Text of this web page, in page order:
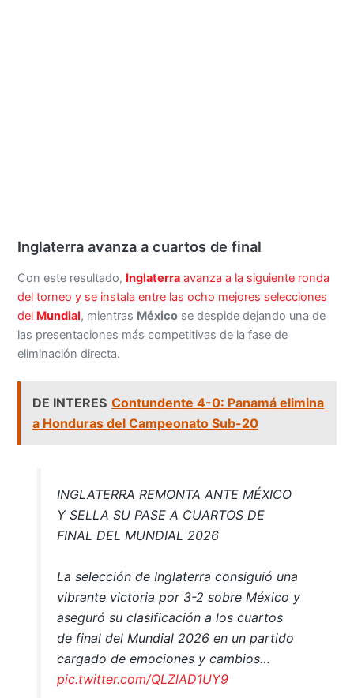
Inglaterra avanza a cuartos de final
Con este resultado, Inglaterra avanza a la siguiente ronda
del torneo y se instala entre las ocho mejores selecciones
del Mundial, mientras México se despide dejando una de
las presentaciones más competitivas de la fase de
eliminación directa.
DE INTERES Contundente 4-0: Panamá elimina
a Honduras del Campeonato Sub-20
INGLATERRA REMONTA ANTE MÉXICO
Y SELLA SU PASE A CUARTOS DE
FINAL DEL MUNDIAL 2026
La selección de Inglaterra consiguió una
vibrante victoria por 3-2 sobre México y
aseguró su clasificación a los cuartos
de final del Mundial 2026 en un partido
cargado de emociones y cambios…
pic.twitter.com/QLZlAD1UY9